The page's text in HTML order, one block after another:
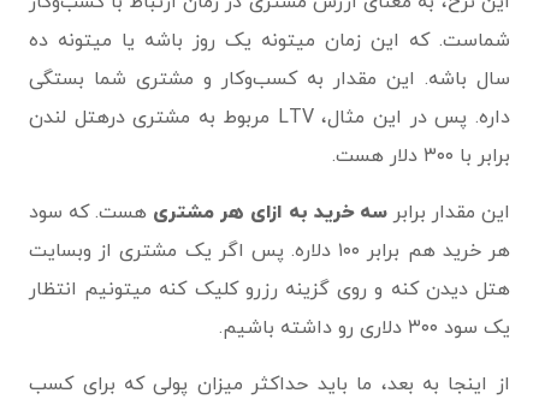
شماست. که این زمان میتونه یک روز باشه یا میتونه ده
سال باشه. این مقدار به کسب‌وکار و مشتری شما بستگی
داره. پس در این مثال، LTV مربوط به مشتری درهتل لندن
برابر با ۳۰۰ دلار هست.
این مقدار برابرسه خرید به ازای هر مشتری هست. که سود
هر خرید هم برابر ۱۰۰ دلاره. پس اگر یک مشتری از وبسایت
هتل دیدن کنه و روی گزینه‌ رزرو کلیک کنه میتونیم انتظار
یک سود ۳۰۰ دلاری رو داشته باشیم.
از اینجا به بعد، ما باید حداکثر میزان پولی که برای کسب